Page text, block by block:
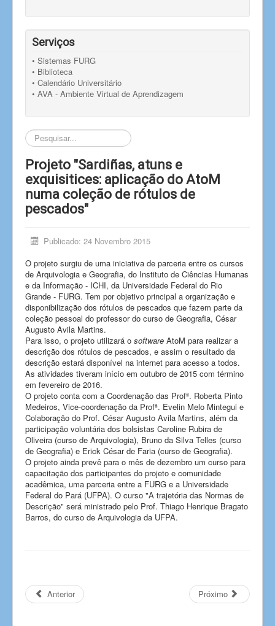
Serviços
• Sistemas FURG
• Biblioteca
• Calendário Universitário
• AVA - Ambiente Virtual de Aprendizagem
Pesquisar...
Projeto "Sardiñas, atuns e
exquisitices: aplicação do AtoM
numa coleção de rótulos de
pescados"
Publicado: 24 Novembro 2015
O projeto surgiu de uma iniciativa de parceria entre os cursos
de Arquivologia e Geografia, do Instituto de Ciências Humanas
e da Informação - ICHI, da Universidade Federal do Rio
Grande - FURG. Tem por objetivo principal a organização e
disponibilização dos rótulos de pescados que fazem parte da
coleção pessoal do professor do curso de Geografia, César
Augusto Avila Martins.
Para isso, o projeto utilizará o software AtoM para realizar a
descrição dos rótulos de pescados, e assim o resultado da
descrição estará disponível na internet para acesso a todos.
As atividades tiveram início em outubro de 2015 com término
em fevereiro de 2016.
O projeto conta com a Coordenação das Profª. Roberta Pinto
Medeiros, Vice-coordenação da Profª. Evelin Melo Mintegui e
Colaboração do Prof. César Augusto Avila Martins, além da
participação voluntária dos bolsistas Caroline Rubira de
Oliveira (curso de Arquivologia), Bruno da Silva Telles (curso
de Geografia) e Erick César de Faria (curso de Geografia).
O projeto ainda prevê para o mês de dezembro um curso para
capacitação dos participantes do projeto e comunidade
acadêmica, uma parceria entre a FURG e a Universidade
Federal do Pará (UFPA). O curso "A trajetória das Normas de
Descrição" será ministrado pelo Prof. Thiago Henrique Bragato
Barros, do curso de Arquivologia da UFPA.
Anterior Próximo